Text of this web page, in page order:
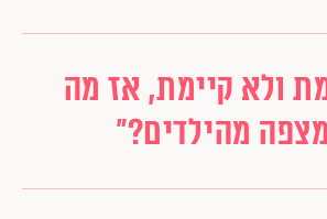
ולא קיימת, אז מה
מהילדים?"